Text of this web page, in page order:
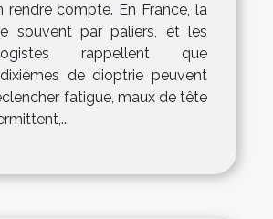
rendre compte. En France, la
souvent par paliers, et les
rappellent que
de dioptrie peuvent
fatigue, maux de tête